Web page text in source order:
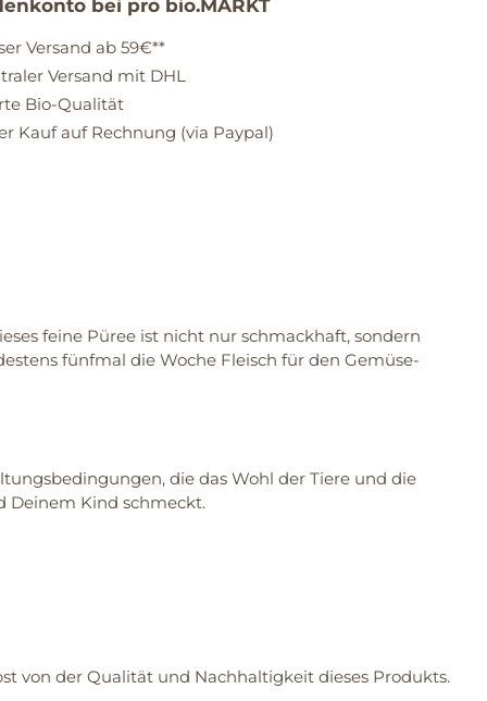
bei pro bio.MARKT
Versand ab 59€**
Versand mit DHL
Bio-Qualität
Kauf auf Rechnung (via Paypal)
feine Püree ist nicht nur schmackhaft, sondern
fünfmal die Woche Fleisch für den Gemüse-
die das Wohl der Tiere und die
Deinem Kind schmeckt.
von der Qualität und Nachhaltigkeit dieses Produkts.